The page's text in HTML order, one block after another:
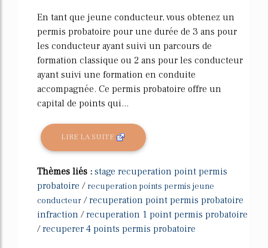
En tant que jeune conducteur, vous obtenez un
permis probatoire pour une durée de 3 ans pour
les conducteur ayant suivi un parcours de
formation classique ou 2 ans pour les conducteur
ayant suivi une formation en conduite
accompagnée. Ce permis probatoire offre un
capital de points qui...
LIRE LA SUITE
Thèmes liés : stage recuperation point permis
probatoire / recuperation points permis jeune
conducteur /recuperation point permis probatoire
infraction /recuperation 1 point permis probatoire
/recuperer 4 points permis probatoire